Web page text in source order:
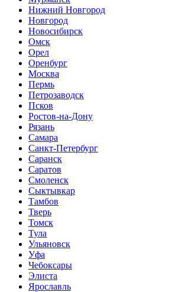
Нижний Новгород
Новгород
Новосибирск
Омск
Орел
Оренбург
Москва
Пермь
Петрозаводск
Псков
Ростов-на-Дону
Рязань
Самара
Санкт-Петербург
Саранск
Саратов
Смоленск
Сыктывкар
Тамбов
Тверь
Томск
Тула
Ульяновск
Уфа
Чебоксары
Элиста
Ярославль